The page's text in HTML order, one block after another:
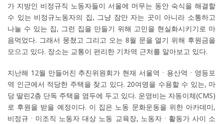
가 지방인 비정규직 노동자들이 서울에 머무는 동안 숙식을 해결할
수 있는 비정규노동자의 집, 그냥 잠만 자는 곳이 아니라 소통하고
나눌 수 있는 집, 그런 집을 만들기 위해 고민을 현실화시키기로 마
음먹었다. 그래서 뭉쳤고 그리고 오는 8월 문을 열기 위해 후원금을
모으고 있다. 장소는 교통이 편리한 기차역 근처를 알아보고 있다.
지난해 12월 만들어진 추진위원회가 현재 서울역ㆍ용산역ㆍ영등포
역 인근에서 적당한 주택을 찾고 있다. 20여명을 수용할 수 있는, 마
당 딸린2층 단독 주택을 염두에 두고 있다. 운영비는 자동이체(CMS)
로 후원을 받을 예정이다. 이 집은 노동 문화운동을 위한 아카데미,
비정규ㆍ미조직 노동자 대상 노동 교육장, 노동자ㆍ활동가 사이 소